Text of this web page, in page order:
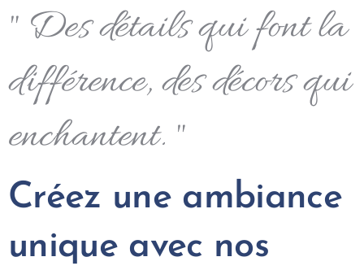
" Des détails qui font la
différence, des décors qui
enchantent. "
Créez une ambiance
unique avec nos